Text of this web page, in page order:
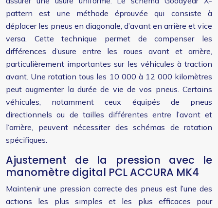
pattern est une méthode éprouvée qui consiste à
déplacer les pneus en diagonale, d’avant en arrière et vice
versa. Cette technique permet de compenser les
différences d’usure entre les roues avant et arrière,
particulièrement importantes sur les véhicules à traction
avant. Une rotation tous les 10 000 à 12 000 kilomètres
peut augmenter la durée de vie de vos pneus. Certains
véhicules, notamment ceux équipés de pneus
directionnels ou de tailles différentes entre l’avant et
l’arrière, peuvent nécessiter des schémas de rotation
spécifiques.
Ajustement de la pression avec le
manomètre digital PCL ACCURA MK4
Maintenir une pression correcte des pneus est l’une des
actions les plus simples et les plus efficaces pour